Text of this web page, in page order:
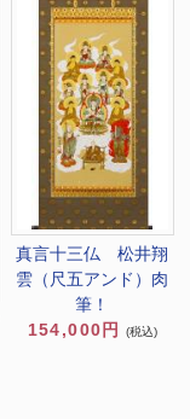
真言十三仏 松井翔
雲（尺五アンド）肉
筆！
154,000円
(税込)